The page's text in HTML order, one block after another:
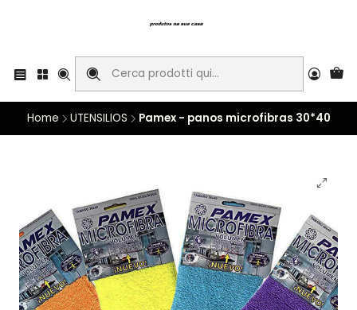
Home UTENSILIOS Pamex - panos microfibras 30*40